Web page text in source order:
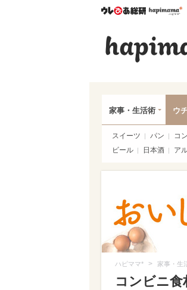
ウレぴあ
家事・生活術 ウ
スイーツ パン コ
ビール
日本酒 ア
ハピママ* > 家事・生
コンビニ